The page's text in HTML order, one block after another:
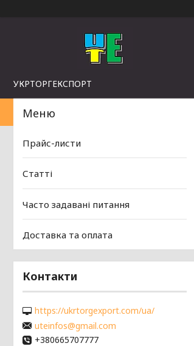
УКРТОРГЕКСПОРТ
Прайс-листи
Статті
Часто задавані питання
Доставка та оплата
Контакти
https://ukrtorgexport.com/ua/
uteinfos@gmail.com
+380665707777